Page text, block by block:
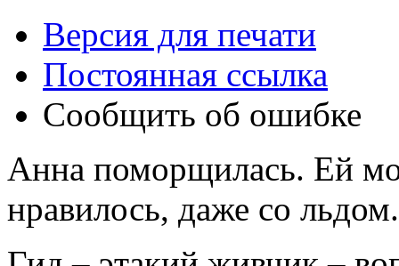
Версия для печати
Постоянная ссылка
Сообщить об ошибке
Анна поморщилась. Ей
нравилось, даже со льдом.